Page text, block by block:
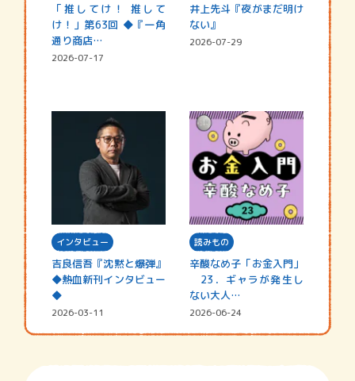
「推してけ！ 推して
け！」第63回 ◆『一角
通り商店…
2026-07-17
井上先斗『夜がまだ明け
ない』
2026-07-29
インタビュー
吉良信吾『沈黙と爆弾』
◆熱血新刊インタビュー
◆
2026-03-11
読みもの
辛酸なめ子「お金入門」
23．ギャラが発生し
ない大人…
2026-06-24